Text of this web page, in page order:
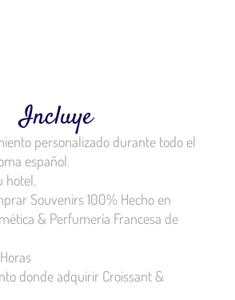
Incluye
personalizado durante todo el
español.
hotel.
Souvenirs 100% Hecho en
& Perfumería Francesa de
donde adquirir Croissant &